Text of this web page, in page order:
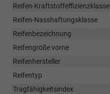
Reifen-Kraftstoffeffizienzklasse
Reifen-Nasshaftungsklasse
Reifenbezeichnung
Reifengröße vorne
Reifenhersteller
Reifentyp
Tragfähigkeitsindex